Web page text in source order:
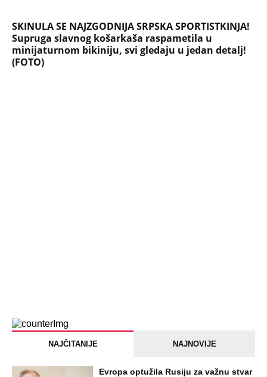
SKINULA SE NAJZGODNIJA SRPSKA SPORTISTKINJA!
Supruga slavnog košarkaša raspametila u
minijaturnom bikiniju, svi gledaju u jedan detalj!
(FOTO)
NAJČITANIJE NAJNOVIJE
Evropa optužila Rusiju za važnu stvar